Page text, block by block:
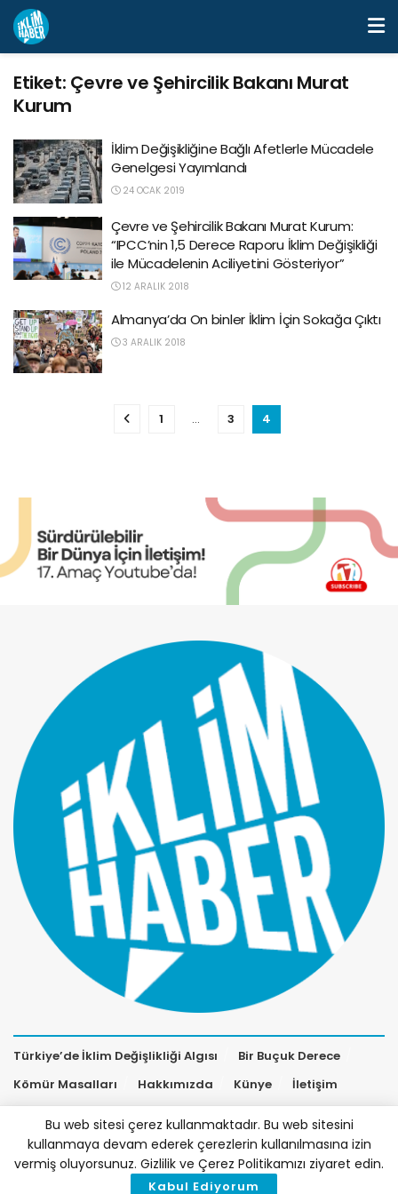
Etiket: Çevre ve Şehircilik Bakanı Murat
Kurum
İklim Değişikliğine Bağlı Afetlerle Mücadele
Genelgesi Yayımlandı
24 OCAK 2019
Çevre ve Şehircilik Bakanı Murat Kurum:
“IPCC’nin 1,5 Derece Raporu İklim Değişikliği
ile Mücadelenin Aciliyetini Gösteriyor”
12 ARALIK 2018
Almanya’da On binler İklim İçin Sokağa Çıktı
3 ARALIK 2018
1 … 3 4
Türkiye’de İklim Değişlikliği Algısı
Bir Buçuk Derece
Kömür Masalları
Hakkımızda Künye İletişim
Bu web sitesi çerez kullanmaktadır. Bu web sitesini
kullanmaya devam ederek çerezlerin kullanılmasına izin
vermiş oluyorsunuz. Gizlilik ve Çerez Politikamızı ziyaret edin.
Kabul Ediyorum